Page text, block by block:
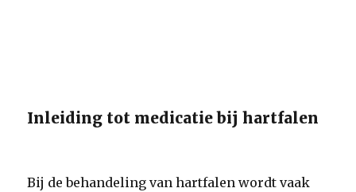
Inleiding tot medicatie bij hartfalen
Bij de behandeling van hartfalen wordt vaak